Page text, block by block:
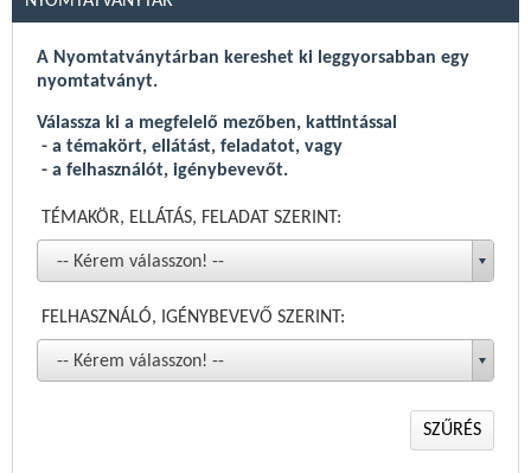
Háziorvosi és fogorvosi praxisjog vásárlási pályázati
felhívás 2026
CT/MR rekordkép változás 2026.01
Közzétételre került a CT/MR teljesítmény jelentéseinek
elkészítéséhez szükséges rekordkép módosított verziója.
A Nyomtatványtárban kereshet ki leggyorsabban egy
nyomtatványt.
Válassza ki a megfelelő mezőben, kattintással
- a témakört, ellátást, feladatot, vagy
- a felhasználót, igénybevevőt.
TÉMAKÖR, ELLÁTÁS, FELADAT SZERINT:
-- Kérem válasszon! --
FELHASZNÁLÓ, IGÉNYBEVEVŐ SZERINT:
-- Kérem válasszon! --
SZŰRÉS